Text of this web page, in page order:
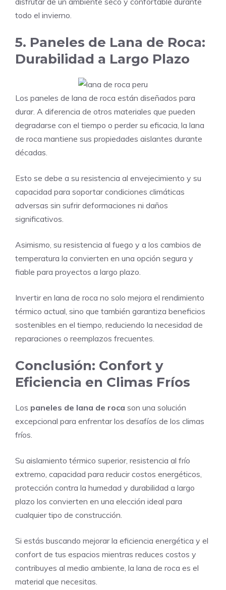
todo el invierno.
5. Paneles de Lana de Roca:
Durabilidad a Largo Plazo
Los paneles de lana de roca están diseñados para
durar. A diferencia de otros materiales que pueden
degradarse con el tiempo o perder su eficacia, la lana
de roca mantiene sus propiedades aislantes durante
décadas.
Esto se debe a su resistencia al envejecimiento y su
capacidad para soportar condiciones climáticas
adversas sin sufrir deformaciones ni daños
significativos.
Asimismo, su resistencia al fuego y a los cambios de
temperatura la convierten en una opción segura y
fiable para proyectos a largo plazo.
Invertir en lana de roca no solo mejora el rendimiento
térmico actual, sino que también garantiza beneficios
sostenibles en el tiempo, reduciendo la necesidad de
reparaciones o reemplazos frecuentes.
Conclusión: Confort y
Eficiencia en Climas Fríos
Los paneles de lana de roca son una solución
excepcional para enfrentar los desafíos de los climas
fríos.
Su aislamiento térmico superior, resistencia al frío
extremo, capacidad para reducir costos energéticos,
protección contra la humedad y durabilidad a largo
plazo los convierten en una elección ideal para
cualquier tipo de construcción.
Si estás buscando mejorar la eficiencia energética y el
confort de tus espacios mientras reduces costos y
contribuyes al medio ambiente, la lana de roca es el
material que necesitas.